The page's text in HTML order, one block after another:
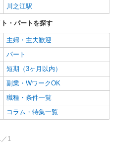
川之江駅
・パートを探す
主婦・主夫歓迎
パート
短期（3ヶ月以内）
副業・WワークOK
職種・条件一覧
コラム・特集一覧
／1